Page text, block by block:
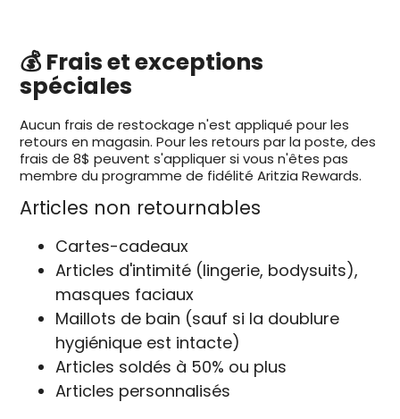
💰 Frais et exceptions
spéciales
Aucun frais de restockage n'est appliqué pour les
retours en magasin. Pour les retours par la poste, des
frais de 8$ peuvent s'appliquer si vous n'êtes pas
membre du programme de fidélité Aritzia Rewards.
Articles non retournables
Cartes-cadeaux
Articles d'intimité (lingerie, bodysuits),
masques faciaux
Maillots de bain (sauf si la doublure
hygiénique est intacte)
Articles soldés à 50% ou plus
Articles personnalisés